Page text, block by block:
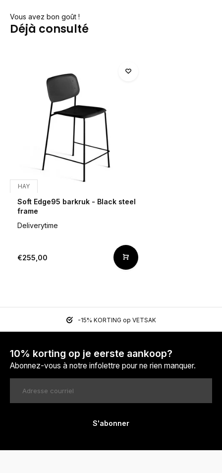
Vous avez bon goût !
Déjà consulté
HAY
Soft Edge95 barkruk - Black steel
frame
Deliverytime
€255,00
-15% KORTING op VETSAK
10% korting op je eerste aankoop?
Abonnez-vous à notre infolettre pour ne rien manquer.
S'abonner